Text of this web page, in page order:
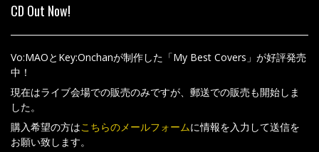
CD Out Now!
Vo:MAOとKey:Onchanが制作した「My Best Covers」が好評発売
中！
現在はライブ会場での販売のみですが、郵送での販売も開始しま
した。
購入希望の方はこちらのメールフォームに情報を入力して送信を
お願い致します。